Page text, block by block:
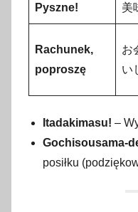
Pyszne! 美
Rachunek,
poproszę
お
い
Itadakimasu! –
Gochisousama-
posiłku